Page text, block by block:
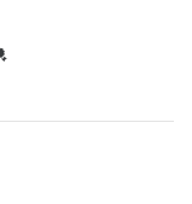
For Completion